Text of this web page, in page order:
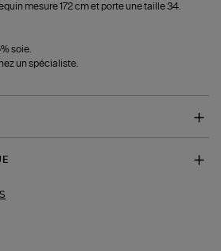
mesure 172 cm et porte une taille 34.
soie.
un spécialiste.